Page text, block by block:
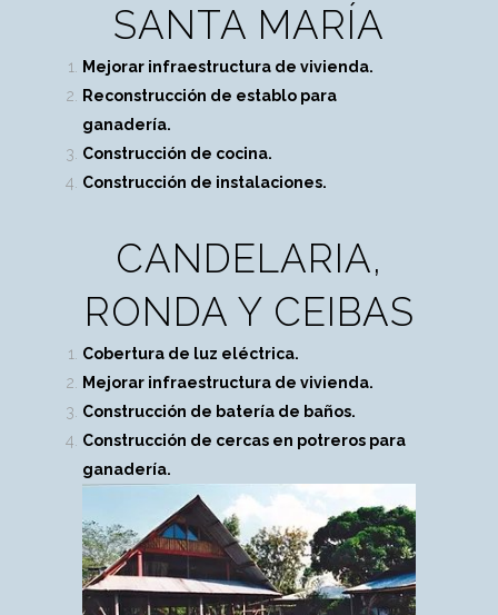
SANTA MARÍA
Mejorar infraestructura de vivienda.
Reconstrucción de establo para
ganadería.
Construcción de cocina.
Construcción de instalaciones.
CANDELARIA,
RONDA Y CEIBAS
Cobertura de luz eléctrica.
Mejorar infraestructura de vivienda.
Construcción de batería de baños.
Construcción de cercas en potreros para
ganadería.